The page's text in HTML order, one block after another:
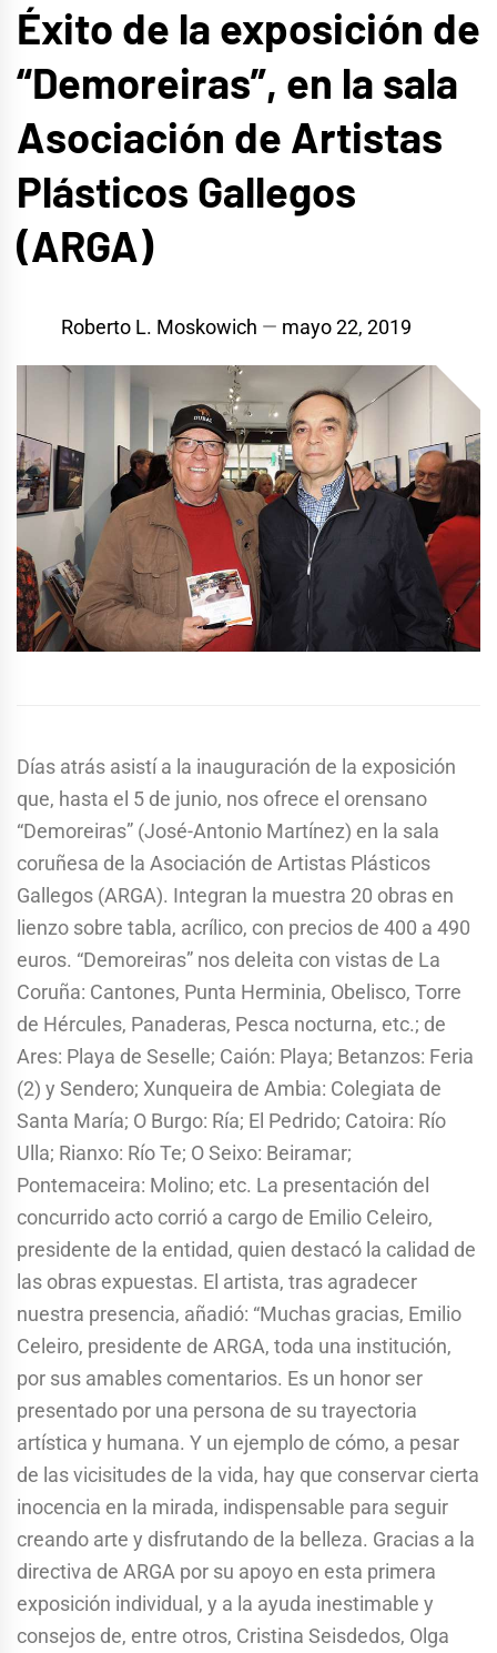
Éxito de la exposición de
“Demoreiras”, en la sala
Asociación de Artistas
Plásticos Gallegos
(ARGA)
Roberto L. Moskowich mayo 22, 2019
Días atrás asistí a la inauguración de la exposición
que, hasta el 5 de junio, nos ofrece el orensano
“Demoreiras” (José-Antonio Martínez) en la sala
coruñesa de la Asociación de Artistas Plásticos
Gallegos (ARGA). Integran la muestra 20 obras en
lienzo sobre tabla, acrílico, con precios de 400 a 490
euros. “Demoreiras” nos deleita con vistas de La
Coruña: Cantones, Punta Herminia, Obelisco, Torre
de Hércules, Panaderas, Pesca nocturna, etc.; de
Ares: Playa de Seselle; Caión: Playa; Betanzos: Feria
(2) y Sendero; Xunqueira de Ambia: Colegiata de
Santa María; O Burgo: Ría; El Pedrido; Catoira: Río
Ulla; Rianxo: Río Te; O Seixo: Beiramar;
Pontemaceira: Molino; etc. La presentación del
concurrido acto corrió a cargo de Emilio Celeiro,
presidente de la entidad, quien destacó la calidad de
las obras expuestas. El artista, tras agradecer
nuestra presencia, añadió: “Muchas gracias, Emilio
Celeiro, presidente de ARGA, toda una institución,
por sus amables comentarios. Es un honor ser
presentado por una persona de su trayectoria
artística y humana. Y un ejemplo de cómo, a pesar
de las vicisitudes de la vida, hay que conservar cierta
inocencia en la mirada, indispensable para seguir
creando arte y disfrutando de la belleza. Gracias a la
directiva de ARGA por su apoyo en esta primera
exposición individual, y a la ayuda inestimable y
consejos de, entre otros, Cristina Seisdedos, Olga